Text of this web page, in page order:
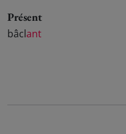
Présent
bâclant